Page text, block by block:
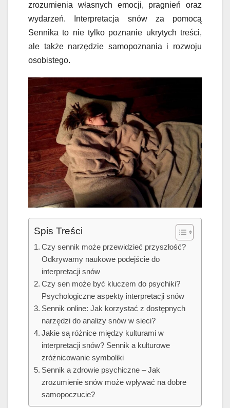
zrozumienia własnych emocji, pragnień oraz
wydarzeń. Interpretacja snów za pomocą
Sennika to nie tylko poznanie ukrytych treści,
ale także narzędzie samopoznania i rozwoju
osobistego.
Spis Treści
Czy sennik może przewidzieć przyszłość?
Odkrywamy naukowe podejście do
interpretacji snów
Czy sen może być kluczem do psychiki?
Psychologiczne aspekty interpretacji snów
Sennik online: Jak korzystać z dostępnych
narzędzi do analizy snów w sieci?
Jakie są różnice między kulturami w
interpretacji snów? Sennik a kulturowe
zróżnicowanie symboliki
Sennik a zdrowie psychiczne – Jak
zrozumienie snów może wpływać na dobre
samopoczucie?